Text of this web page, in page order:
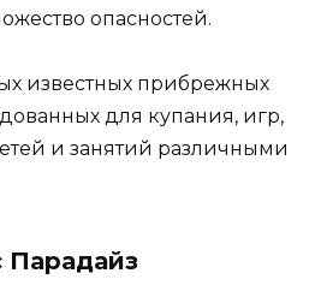
опасностей.
известных прибрежных
для купания, игр,
и занятий различными